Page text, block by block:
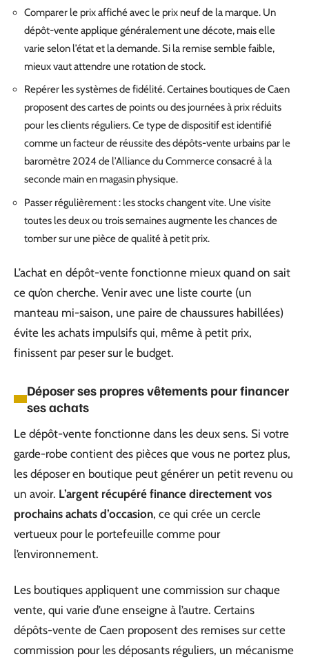
Comparer le prix affiché avec le prix neuf de la marque. Un
dépôt-vente applique généralement une décote, mais elle
varie selon l’état et la demande. Si la remise semble faible,
mieux vaut attendre une rotation de stock.
Repérer les systèmes de fidélité. Certaines boutiques de Caen
proposent des cartes de points ou des journées à prix réduits
pour les clients réguliers. Ce type de dispositif est identifié
comme un facteur de réussite des dépôts-vente urbains par le
baromètre 2024 de l’Alliance du Commerce consacré à la
seconde main en magasin physique.
Passer régulièrement : les stocks changent vite. Une visite
toutes les deux ou trois semaines augmente les chances de
tomber sur une pièce de qualité à petit prix.
L’achat en dépôt-vente fonctionne mieux quand on sait
ce qu’on cherche. Venir avec une liste courte (un
manteau mi-saison, une paire de chaussures habillées)
évite les achats impulsifs qui, même à petit prix,
finissent par peser sur le budget.
Déposer ses propres vêtements pour financer
ses achats
Le dépôt-vente fonctionne dans les deux sens. Si votre
garde-robe contient des pièces que vous ne portez plus,
les déposer en boutique peut générer un petit revenu ou
un avoir. L’argent récupéré finance directement vos
prochains achats d’occasion, ce qui crée un cercle
vertueux pour le portefeuille comme pour
l’environnement.
Les boutiques appliquent une commission sur chaque
vente, qui varie d’une enseigne à l’autre. Certains
dépôts-vente de Caen proposent des remises sur cette
commission pour les déposants réguliers, un mécanisme